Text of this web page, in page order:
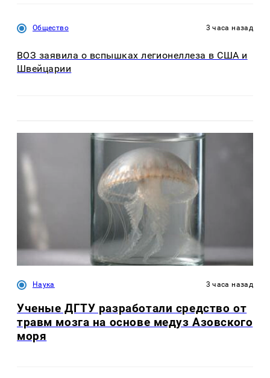
Общество 3 часа назад
ВОЗ заявила о вспышках легионеллеза в США и
Швейцарии
Наука 3 часа назад
Ученые ДГТУ разработали средство от
травм мозга на основе медуз Азовского
моря